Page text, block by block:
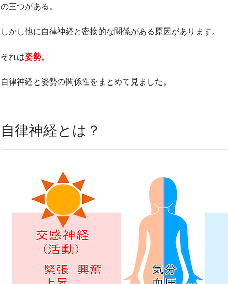
の三つがある。
しかし他に自律神経と密接的な関係がある原因があります。
それは姿勢。
自律神経と姿勢の関係性をまとめて見ました。
自律神経とは？